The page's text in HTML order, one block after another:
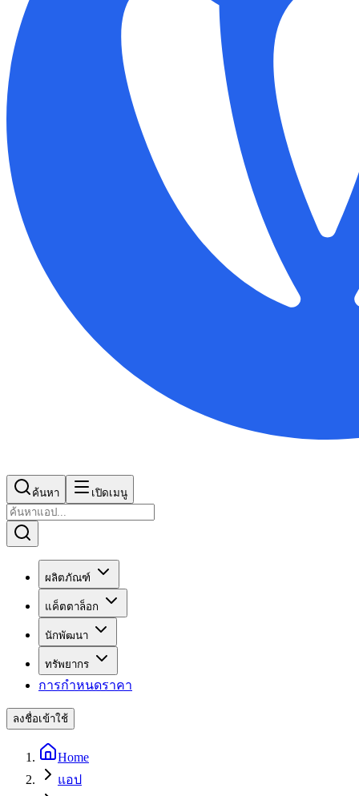
ค้นหา เปิดเมนู
ผลิตภัณฑ์
แค็ตตาล็อก
นักพัฒนา
ทรัพยากร
การกำหนดราคา
ลงชื่อเข้าใช้
Home
แอป